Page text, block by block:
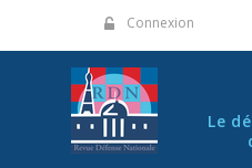
Connexion
Le